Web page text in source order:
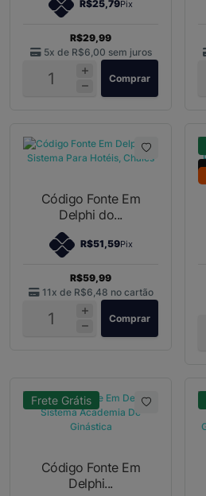
R$25,79Pix
R$29,99
5x de R$6,00 sem juros
Comprar
Código Fonte Em
Delphi do...
R$51,59Pix
R$59,99
11x de R$6,48 no cartão
Comprar
Frete Grátis
Código Fonte Em
Delphi...